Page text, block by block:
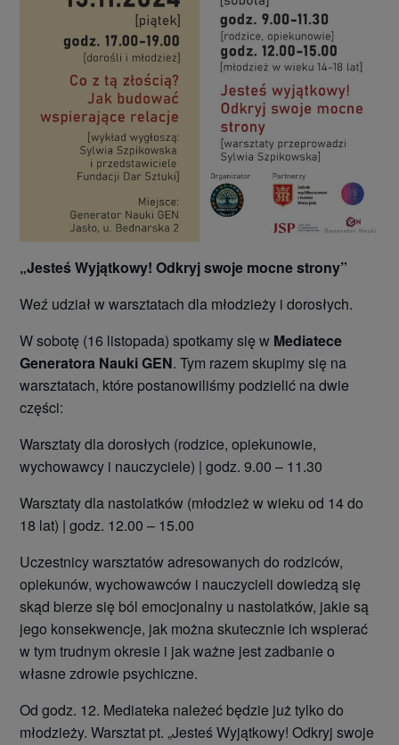
„Jesteś Wyjątkowy! Odkryj swoje mocne strony”
Weź udział w warsztatach dla młodzieży i dorosłych.
W sobotę (16 listopada) spotkamy się w Mediatece
Generatora Nauki GEN. Tym razem skupimy się na
warsztatach, które postanowiliśmy podzielić na dwie
części:
Warsztaty dla dorosłych (rodzice, opiekunowie,
wychowawcy i nauczyciele) | godz. 9.00 – 11.30
Warsztaty dla nastolatków (młodzież w wieku od 14 do
18 lat) | godz. 12.00 – 15.00
Uczestnicy warsztatów adresowanych do rodziców,
opiekunów, wychowawców i nauczycieli dowiedzą się
skąd bierze się ból emocjonalny u nastolatków, jakie są
jego konsekwencje, jak można skutecznie ich wspierać
w tym trudnym okresie i jak ważne jest zadbanie o
własne zdrowie psychiczne.
Od godz. 12. Mediateka należeć będzie już tylko do
młodzieży. Warsztat pt. „Jesteś Wyjątkowy! Odkryj swoje